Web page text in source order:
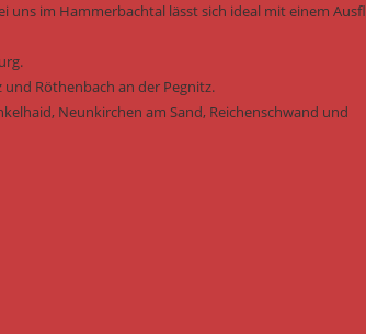
uns im Hammerbachtal lässt sich ideal mit einem
Röthenbach an der Pegnitz.
Neunkirchen am Sand, Reichenschwand und